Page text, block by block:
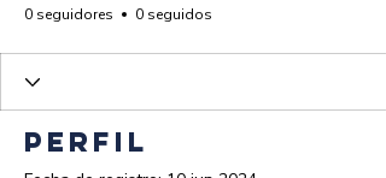
0 seguidores 0 seguidos
Perfil